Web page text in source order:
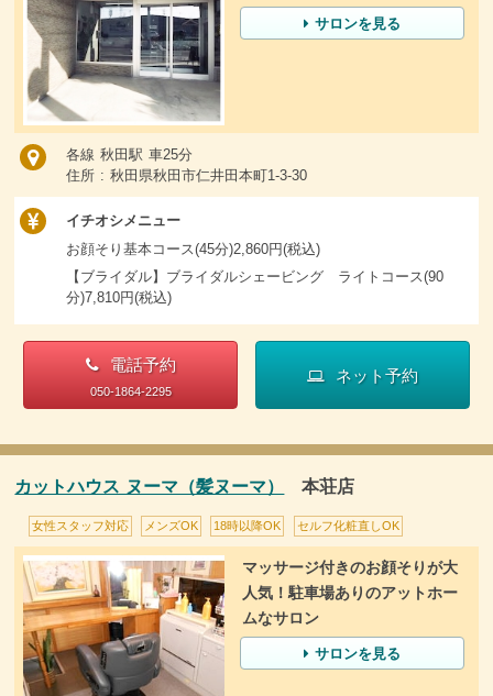
サロンを見る
各線 秋田駅 車25分
住所 : 秋田県秋田市仁井田本町1-3-30
イチオシメニュー
お顔そり基本コース(45分)2,860円(税込)
【ブライダル】ブライダルシェービング ライトコース(90
分)7,810円(税込)
電話予約
050-1864-2295
ネット予約
カットハウス ヌーマ（髪ヌーマ） 本荘店
女性スタッフ対応 メンズOK 18時以降OK セルフ化粧直しOK
マッサージ付きのお顔そりが大
人気！駐車場ありのアットホー
ムなサロン
サロンを見る